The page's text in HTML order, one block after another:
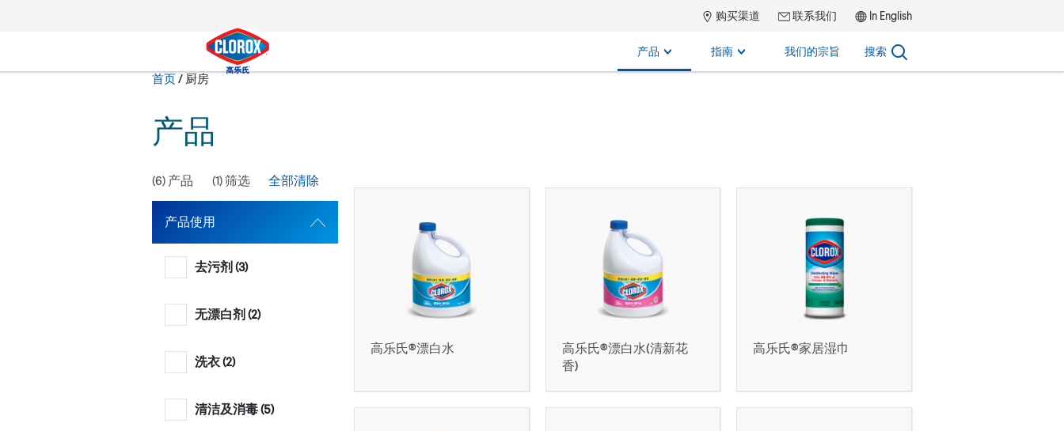
购买渠道 联系我们 In English
产品 指南 我们的宗旨 搜索
搜索
首页/当前状态：
厨房
产品
(6) 产品 (1) 筛选 全部清除
产品使用
去污剂 (3)
无漂白剂 (2)
洗衣 (2)
清洁及消毒 (5)
高乐氏®漂白水
高乐氏®漂白水(清新花
香)
高乐氏®家居湿巾